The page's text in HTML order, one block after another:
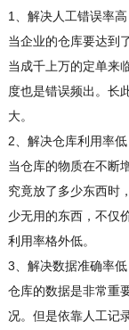
1、解决人工错误率高
当企业的仓库要达到
当成千上万的定单来
度也是错误频出。长
大。
2、解决仓库利用率低
当仓库的物质在不断
究竟放了多少东西时
少无用的东西，不仅
利用率格外低。
3、解决数据准确率低
仓库的数据是非常重
况。但是依靠人工记